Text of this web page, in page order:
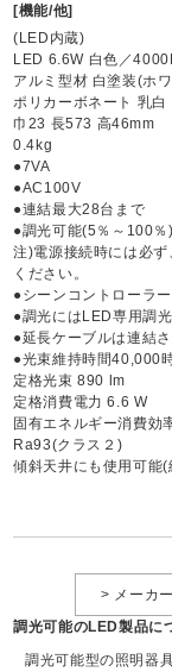
[機能/他]
(LED内蔵)
LED 6.6W 白色／
アルミ型材 白塗装(ホ
ポリカーボネート 乳白
巾23 長573 高46mm
0.4kg
●7VA
●AC100V
●連結最大28台まで
●調光可能(5％～100％)
注)電源接続時には必
ください。
●シーンコントローラ
●調光にはLED専用調
●延長ケーブルは連結
●光束維持時間40,000
定格光束 890 lm
定格消費電力 6.6 W
固有エネルギー消費効
Ra93(クラス２)
傾斜天井にも使用可能
> メーカ
調光可能のLED製品に
調光可能型の照明器